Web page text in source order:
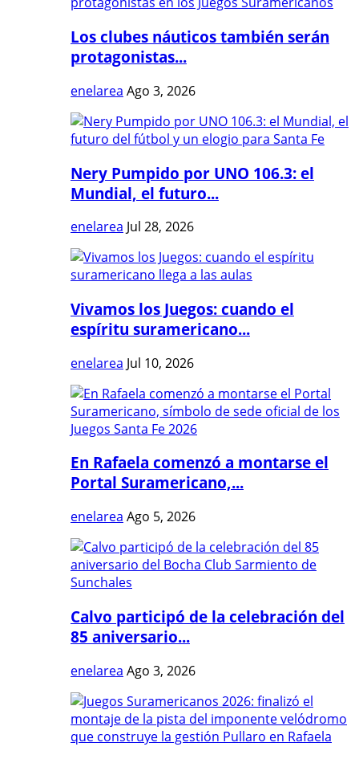
Los clubes náuticos también serán
protagonistas...
enelarea Ago 3, 2026
Nery Pumpido por UNO 106.3: el
Mundial, el futuro...
enelarea Jul 28, 2026
Vivamos los Juegos: cuando el
espíritu suramericano...
enelarea Jul 10, 2026
En Rafaela comenzó a montarse el
Portal Suramericano,...
enelarea Ago 5, 2026
Calvo participó de la celebración del
85 aniversario...
enelarea Ago 3, 2026